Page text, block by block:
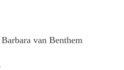
van Benthem